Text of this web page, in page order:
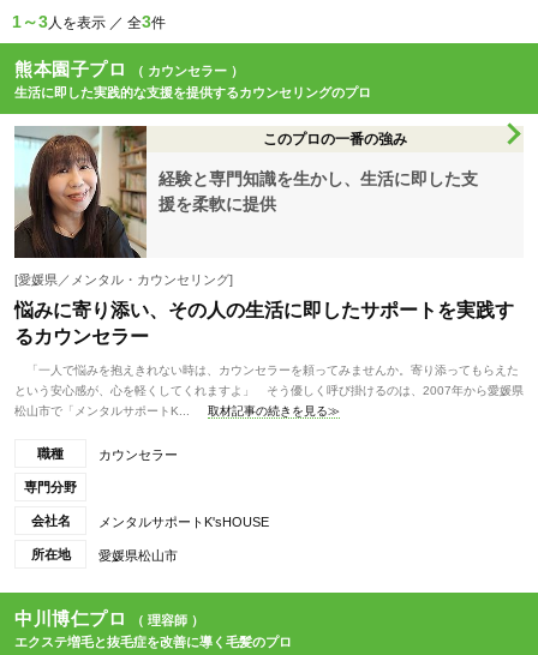
1～3人を表示 ／ 全3件
熊本園子プロ
（ カウンセラー ）
生活に即した実践的な支援を提供するカウンセリングのプロ
このプロの一番の強み
経験と専門知識を生かし、生活に即した支
援を柔軟に提供
[愛媛県／メンタル・カウンセリング]
悩みに寄り添い、その人の生活に即したサポートを実践す
るカウンセラー
「一人で悩みを抱えきれない時は、カウンセラーを頼ってみませんか。寄り添ってもらえた
という安心感が、心を軽くしてくれますよ」 そう優しく呼び掛けるのは、2007年から愛媛県
松山市で「メンタルサポートK...
取材記事の続きを見る≫
職種 カウンセラー
専門分野
会社名 メンタルサポートK'sHOUSE
所在地 愛媛県松山市
中川博仁プロ
（ 理容師 ）
エクステ増毛と抜毛症を改善に導く毛髪のプロ